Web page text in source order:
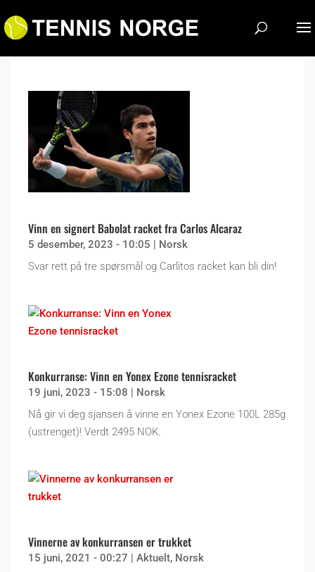
Vinn en signert Babolat racket fra Carlos Alcaraz
5 desember, 2023 - 10:05 | Norsk
Svar rett på tre spørsmål og Carlitos racket kan bli din!
Konkurranse: Vinn en Yonex Ezone tennisracket
19 juni, 2023 - 15:08 | Norsk
Nå gir vi deg sjansen å vinne en Yonex Ezone 100L 285g
(ustrenget)! Verdt 2495 NOK.
Vinnerne av konkurransen er trukket
15 juni, 2021 - 00:27 | Aktuelt, Norsk